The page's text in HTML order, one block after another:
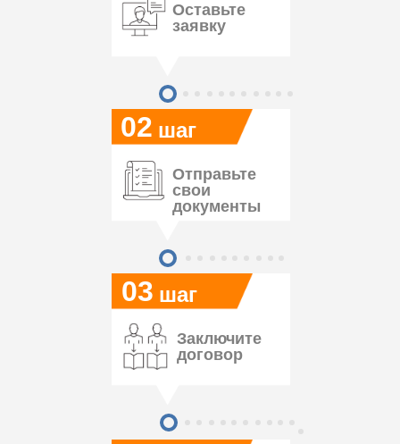
03
02
Оставьте
заявку
шаг
шаг
Отправьте
свои
документы
Заключите
договор